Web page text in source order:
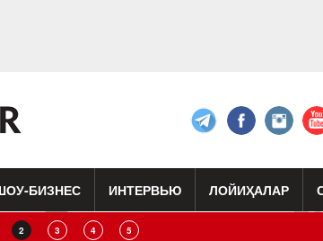
БИЗНЕС
Кино Театр
ИНТЕРВЬЮ ЛОЙИҲАЛАР
Реклама
2 3 4 5